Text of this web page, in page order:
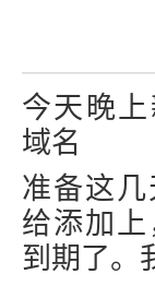
今天晚
域名
准备这
给添加
到期了。